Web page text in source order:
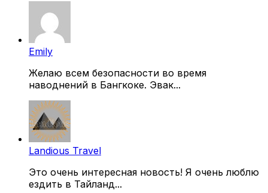
Emily
Желаю всем безопасности во время
наводнений в Бангкоке. Эвак...
Landious Travel
Это очень интересная новость! Я очень люблю
ездить в Тайланд...